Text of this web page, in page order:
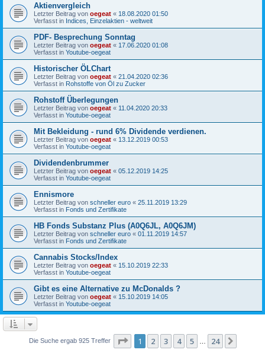
Aktienvergleich
Letzter Beitrag von oegeat « 18.08.2020 01:50
Verfasst in Indices, Einzelaktien - weltweit
PDF- Besprechung Sonntag
Letzter Beitrag von oegeat « 17.06.2020 01:08
Verfasst in Youtube-oegeat
Historischer ÖLChart
Letzter Beitrag von oegeat « 21.04.2020 02:36
Verfasst in Rohstoffe von Öl zu Zucker
Rohstoff Überlegungen
Letzter Beitrag von oegeat « 11.04.2020 20:33
Verfasst in Youtube-oegeat
Mit Bekleidung - rund 6% Dividende verdienen.
Letzter Beitrag von oegeat « 13.12.2019 00:53
Verfasst in Youtube-oegeat
Dividendenbrummer
Letzter Beitrag von oegeat « 05.12.2019 14:25
Verfasst in Youtube-oegeat
Ennismore
Letzter Beitrag von schneller euro « 25.11.2019 13:29
Verfasst in Fonds und Zertifikate
HB Fonds Substanz Plus (A0Q6JL, A0Q6JM)
Letzter Beitrag von schneller euro « 01.11.2019 14:57
Verfasst in Fonds und Zertifikate
Cannabis Stocks/Index
Letzter Beitrag von oegeat « 15.10.2019 22:33
Verfasst in Youtube-oegeat
Gibt es eine Alternative zu McDonalds ?
Letzter Beitrag von oegeat « 15.10.2019 14:05
Verfasst in Youtube-oegeat
Die Suche ergab 925 Treffer Seite 1von 24
1 2 3 4 5 24